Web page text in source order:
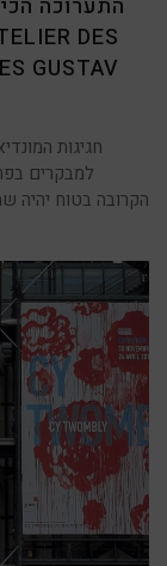
Gustav
התערוכה
GUSTAV
חגיגות
למבקרים
הקרובה בטוח יהיה